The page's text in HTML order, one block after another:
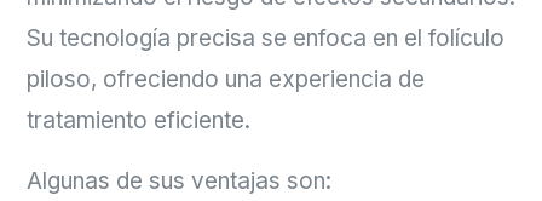
Su tecnología precisa se enfoca en el folículo
piloso, ofreciendo una experiencia de
tratamiento eficiente.
Algunas de sus ventajas son: